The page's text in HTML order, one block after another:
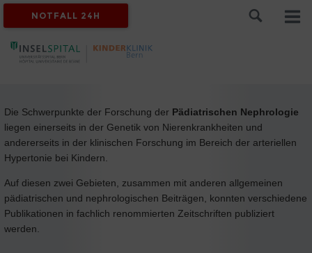
NOTFALL 24H
Die Schwerpunkte der Forschung der Pädiatrischen Nephrologie
liegen einerseits in der Genetik von Nierenkrankheiten und
andererseits in der klinischen Forschung im Bereich der arteriellen
Hypertonie bei Kindern.
Auf diesen zwei Gebieten, zusammen mit anderen allgemeinen
pädiatrischen und nephrologischen Beiträgen, konnten verschiedene
Publikationen in fachlich renommierten Zeitschriften publiziert
werden.